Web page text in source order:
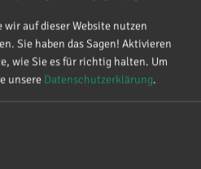
über
Beratungsstelle kommen.
nützen die Möglichkeit der
Sie unsere Beratung von jedem
auf dieser Website nutzen
Sie haben das Sagen! Aktivieren
wie Sie es für richtig halten. Um
unsere Datenschutzerklärung.